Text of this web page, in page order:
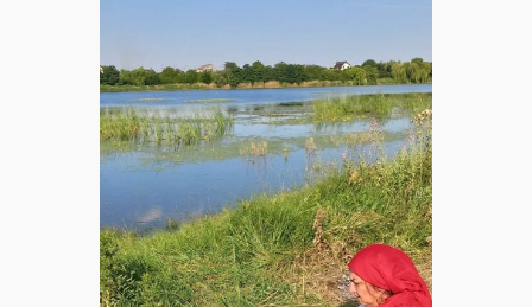
negre
Tămăduitoarea
Ana Maria
Vrăjitoarea
Elena
Minodora
a revenit
din